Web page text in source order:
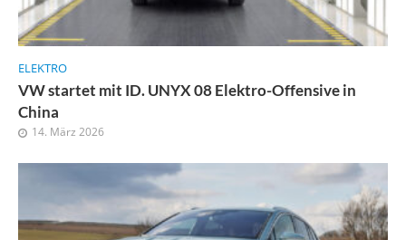
ELEKTRO
VW startet mit ID. UNYX 08 Elektro-Offensive in
China
14. März 2026